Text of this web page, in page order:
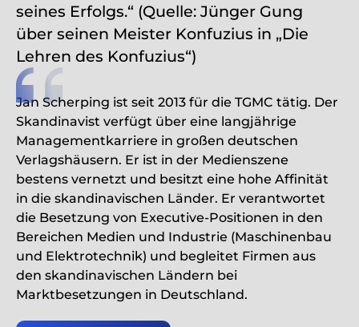
seines Erfolgs.“ (Quelle: Jünger Gung
über seinen Meister Konfuzius in „Die
Lehren des Konfuzius“)
Jan Scherping ist seit 2013 für die TGMC tätig. Der
Skandinavist verfügt über eine langjährige
Managementkarriere in großen deutschen
Verlagshäusern. Er ist in der Medienszene
bestens vernetzt und besitzt eine hohe Affinität
in die skandinavischen Länder. Er verantwortet
die Besetzung von Executive-Positionen in den
Bereichen Medien und Industrie (Maschinenbau
und Elektrotechnik) und begleitet Firmen aus
den skandinavischen Ländern bei
Marktbesetzungen in Deutschland.